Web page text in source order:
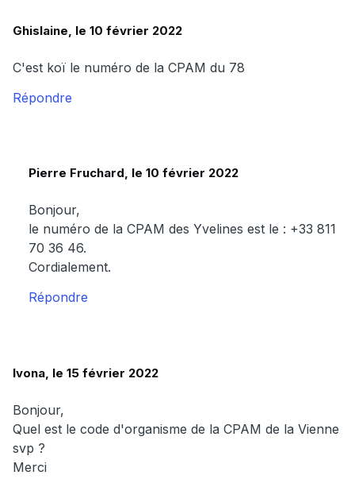
Ghislaine, le 10 février 2022
C'est koï le numéro de la CPAM du 78
Répondre
Pierre Fruchard, le 10 février 2022
Bonjour,
le numéro de la CPAM des Yvelines est le : +33 811
70 36 46.
Cordialement.
Répondre
Ivona, le 15 février 2022
Bonjour,
Quel est le code d'organisme de la CPAM de la Vienne
svp ?
Merci